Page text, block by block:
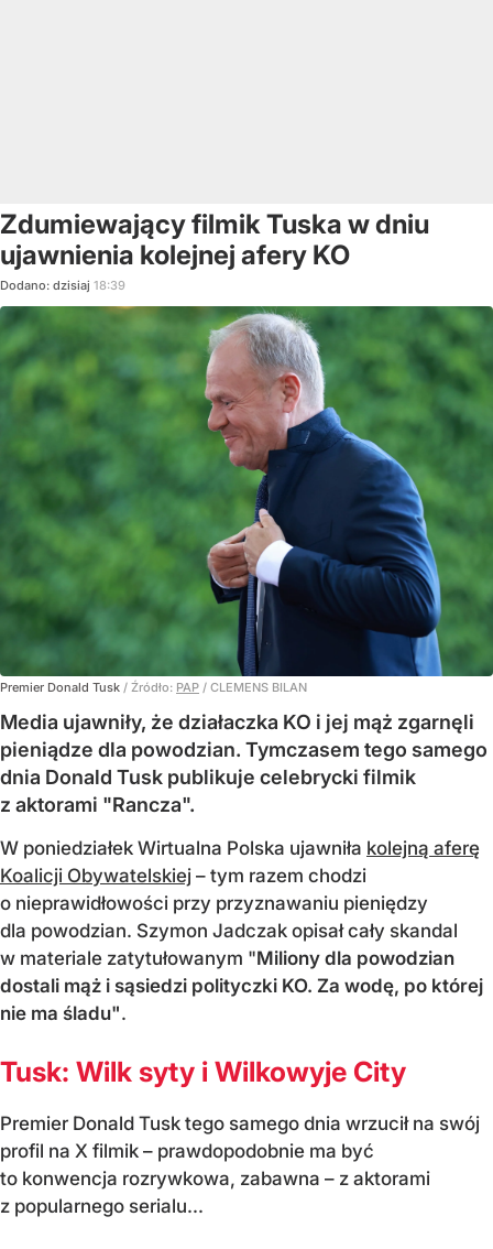
Zdumiewający filmik Tuska w dniu
ujawnienia kolejnej afery KO
Dodano: dzisiaj 18:39
Premier Donald Tusk / Źródło: PAP / CLEMENS BILAN
Media ujawniły, że działaczka KO i jej mąż zgarnęli
pieniądze dla powodzian. Tymczasem tego samego
dnia Donald Tusk publikuje celebrycki filmik
z aktorami "Rancza".
W poniedziałek Wirtualna Polska ujawniła kolejną aferę
Koalicji Obywatelskiej – tym razem chodzi
o nieprawidłowości przy przyznawaniu pieniędzy
dla powodzian. Szymon Jadczak opisał cały skandal
w materiale zatytułowanym "Miliony dla powodzian
dostali mąż i sąsiedzi polityczki KO. Za wodę, po której
nie ma śladu".
Tusk: Wilk syty i Wilkowyje City
Premier Donald Tusk tego samego dnia wrzucił na swój
profil na X filmik – prawdopodobnie ma być
to konwencja rozrywkowa, zabawna – z aktorami
z popularnego serialu...